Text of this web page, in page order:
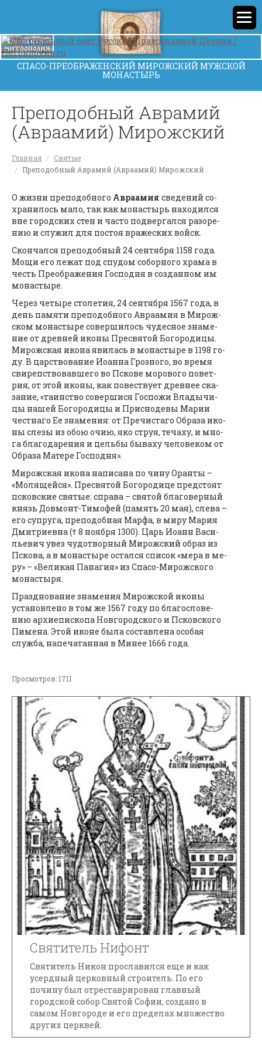
СПАСО-ПРЕОБРАЖЕНСКИЙ МИРОЖСКИЙ МУЖСКОЙ
МОНАСТЫРЬ
Пре­по­доб­ный Аврамий
(Авраамий) Ми­рож­ский
Главная
Святые
Пре­по­доб­ный Аврамий (Авраамий) Ми­рож­ский
О жиз­ни пре­по­доб­но­го Ав­ра­амия све­де­ний со­
хра­ни­лось ма­ло, так как мо­на­стырь на­хо­дил­ся
вне го­род­ских стен и ча­сто под­вер­гал­ся ра­зо­ре­
нию и слу­жил для по­стоя вра­же­ских войск.
Скон­чал­ся пре­по­доб­ный 24 сен­тяб­ря 1158 го­да.
Мо­щи его ле­жат под спу­дом со­бор­но­го хра­ма в
честь Пре­об­ра­же­ния Гос­под­ня в со­здан­ном им
мо­на­сты­ре.
Через че­ты­ре сто­ле­тия, 24 сен­тяб­ря 1567 го­да, в
день па­мя­ти пре­по­доб­но­го Ав­ра­амия в Ми­рож­
ском мо­на­сты­ре со­вер­ши­лось чу­дес­ное зна­ме­
ние от древ­ней ико­ны Пре­свя­той Бо­го­ро­ди­цы.
Ми­рож­ская ико­на яви­лась в мо­на­сты­ре в 1198 го­
ду. В цар­ство­ва­ние Иоан­на Гроз­но­го, во вре­мя
сви­реп­ство­вав­ше­го во Пско­ве мо­ро­во­го по­вет­
рия, от этой ико­ны, как по­вест­ву­ет древ­нее ска­
за­ние, «та­ин­ство со­вер­ши­ся Гос­по­жи Вла­ды­чи­
цы на­шей Бо­го­ро­ди­цы и Прис­но­де­вы Ма­рии
чест­на­го Ее зна­ме­ния: от Пре­чи­с­та­го Об­ра­за ико­
ны сле­зы из обою очию, яко струя, те­ча­ху, и мно­
га бла­го­да­ре­ния и цель­бы бы­ва­ху че­ло­ве­ком от
Об­ра­за Ма­те­ре Гос­под­ня».
Ми­рож­ская ико­на на­пи­са­на по чи­ну Оран­ты –
«Мо­ля­щей­ся». Пре­свя­той Бо­го­ро­ди­це пред­сто­ят
псков­ские свя­тые: спра­ва – свя­той бла­го­вер­ный
князь До­в­монт-Ти­мо­фей (па­мять 20 мая), сле­ва –
его су­пру­га, пре­по­доб­ная Мар­фа, в ми­ру Ма­рия
Дмит­ри­ев­на († 8 но­яб­ря 1300). Царь Иоанн Ва­си­
лье­вич увез чу­до­твор­ный Ми­рож­ский об­раз из
Пско­ва, а в мо­на­сты­ре остал­ся спи­сок «ме­ра в ме­
ру» – «Ве­ли­кая Па­на­гия» из Спа­со-Ми­рож­ско­го
мо­на­сты­ря.
Празд­но­ва­ние зна­ме­ния Ми­рож­ской ико­ны
уста­нов­ле­но в том же 1567 го­ду по бла­го­сло­ве­
нию ар­хи­епи­ско­па Нов­го­род­ско­го и Псков­ско­го
Пи­ме­на. Этой иконе бы­ла со­став­ле­на осо­бая
служ­ба, на­пе­ча­тан­ная в Ми­нее 1666 го­да.
Просмотров: 1711
Святитель Нифонт
Святитель Никон прославился еще и как
усердный церковный строитель. По его
почину был отреставрирован главный
городской собор Святой Софии, создано в
самом Новгороде и его пределах множество
других церквей.